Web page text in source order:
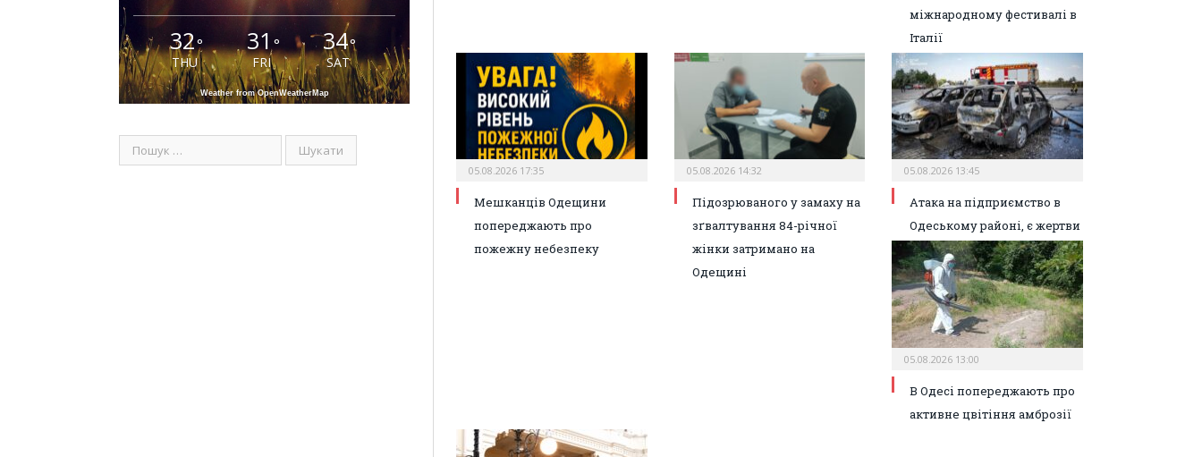
32°
THU
31°
FRI
34°
SAT
Weather from OpenWeatherMap
міжнародному фестивалі в
Італії
05.08.2026 17:35
Мешканців Одещини
попереджають про
пожежну небезпеку
05.08.2026 14:32
Підозрюваного у замаху на
зґвалтування 84-річної
жінки затримано на
Одещині
05.08.2026 13:45
Атака на підприємство в
Одеському районі, є жертви
05.08.2026 13:00
В Одесі попереджають про
активне цвітіння амброзії